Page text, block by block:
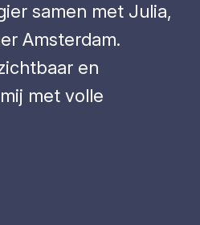
samen met Julia,
Amsterdam.
en
met volle